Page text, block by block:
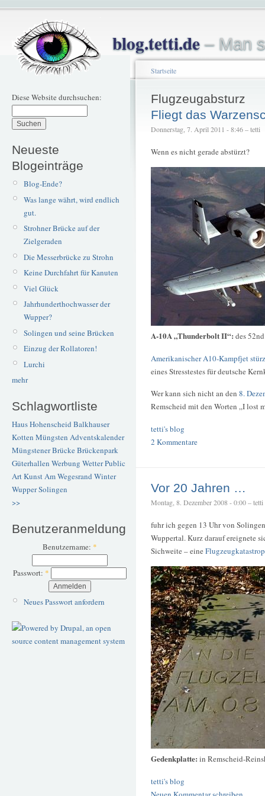
blog.tetti.de– Man
Diese Website durchsuchen:
Neueste
Blogeinträge
Blog-Ende?
Was lange währt, wird endlich
gut.
Strohner Brücke auf der
Zielgeraden
Die Messerbrücke zu Strohn
Keine Durchfahrt für Kanuten
Viel Glück
Jahrhunderthochwasser der
Wupper?
Solingen und seine Brücken
Einzug der Rollatoren!
Lurchi
mehr
Schlagwortliste
Haus Hohenscheid Balkhauser
Kotten Müngsten Adventskalender
Müngstener BrückeBrückenpark
Güterhallen Werbung WetterPublic
ArtKunstAm Wegesrand Winter
WupperSolingen
>>
Benutzeranmeldung
Benutzername: *
Passwort: *
Neues Passwort anfordern
Startseite
Flugzeugabsturz
Fliegt das
Donnerstag, 7. April 2011 - 8:46 – tetti
Wenn es nicht gerade abstürzt?
A-10A „Thunderbolt II“: des
Amerikanischer A10-Kampfjet
eines Stresstestes für deutsche
Wer kann sich nicht an den 8.
Remscheid mit den Worten „I lost
tetti's blog
2 Kommentare
Vor 20 Jahren …
Montag, 8. Dezember 2008 - 0:00 – tetti
fuhr ich gegen 13 Uhr von
Wuppertal. Kurz darauf ereignete
Sichweite – eine
Gedenkplatte: in Remscheid-
tetti's blog